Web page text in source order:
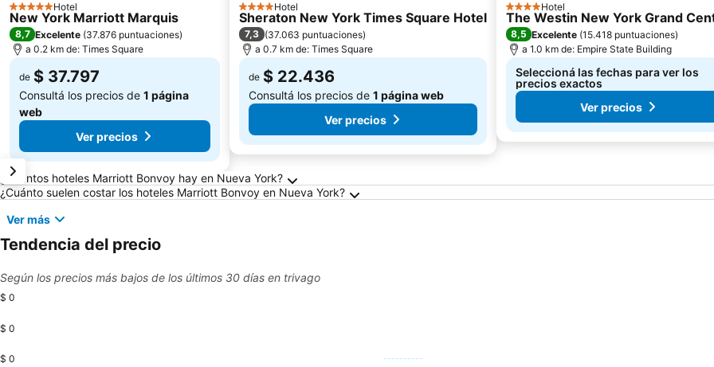
5 EstrellasHotel
New York Marriott Marquis
8,7 Excelente (37.876 puntuaciones)
a 0.2 km de: Times Square
de $ 37.797
Consultá los precios de 1 página
web
Ver precios
4 Estrellas
Hotel
Sheraton New York Times Square Hotel
7,3 (37.063 puntuaciones)
a 0.7 km de: Times Square
de $ 22.436
Consultá los precios de 1 página web
Ver precios
4 Estrellas
Hotel
The Westin New York Grand
8,5 Excelente (15.418 puntuaciones)
a 1.0 km de: Empire State Building
Seleccioná las fechas para ver los
precios exactos
Ver precios
Preguntas frecuentes sobre Nueva York
¿Cuántos hoteles Marriott Bonvoy hay en Nueva York?
¿Cuánto suelen costar los hoteles Marriott Bonvoy en Nueva York?
Ver más
Tendencia del precio
Según los precios más bajos de los últimos 30 días en trivago
$ 0
$ 0
$ 0